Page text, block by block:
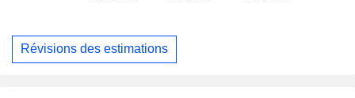
Révisions des estimations